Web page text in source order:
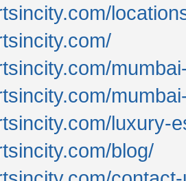
luxury-
blog/